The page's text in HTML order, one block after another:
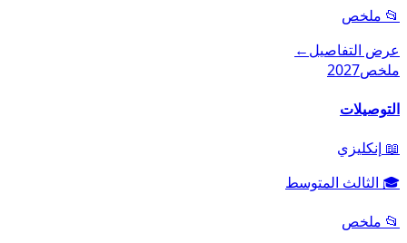
📂 ملخص
عرض التفاصيل←
ملخص2027
التوصيلات
📖 إنكليزي
🎓 الثالث المتوسط
📂 ملخص